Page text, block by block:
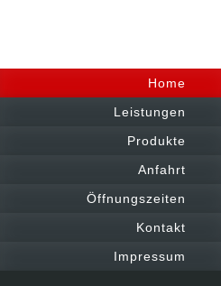
Home
Leistungen
Produkte
Anfahrt
Öffnungszeiten
Kontakt
Impressum